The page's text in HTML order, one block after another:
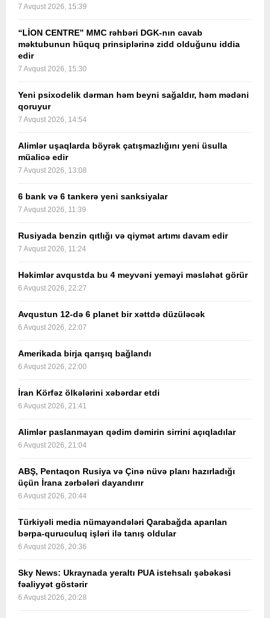
7 Avqust 2026, 15:39
“LİON CENTRE” MMC rəhbəri DGK-nın cavab
məktubunun hüquq prinsiplərinə zidd olduğunu iddia
edir
7 Avqust 2026, 15:30
Yeni psixodelik dərman həm beyni sağaldır, həm mədəni
qoruyur
7 Avqust 2026, 14:54
Alimlər uşaqlarda böyrək çatışmazlığını yeni üsulla
müalicə edir
7 Avqust 2026, 13:08
6 bank və 6 tankerə yeni sanksiyalar
7 Avqust 2026, 11:39
Rusiyada benzin qıtlığı və qiymət artımı davam edir
7 Avqust 2026, 11:24
Həkimlər avqustda bu 4 meyvəni yeməyi məsləhət görür
6 Avqust 2026, 22:27
Avqustun 12-də 6 planet bir xəttdə düzüləcək
6 Avqust 2026, 22:07
Amerikada birja qarışıq bağlandı
6 Avqust 2026, 22:00
İran Körfəz ölkələrini xəbərdar etdi
6 Avqust 2026, 21:41
Alimlər paslanmayan qədim dəmirin sirrini açıqladılar
6 Avqust 2026, 21:04
ABŞ, Pentaqon Rusiya və Çinə nüvə planı hazırladığı
üçün İrana zərbələri dayandırır
6 Avqust 2026, 20:44
Türkiyəli media nümayəndələri Qarabağda aparılan
bərpa-quruculuq işləri ilə tanış oldular
6 Avqust 2026, 20:36
Sky News: Ukraynada yeraltı PUA istehsalı şəbəkəsi
fəaliyyət göstərir
6 Avqust 2026, 20:28